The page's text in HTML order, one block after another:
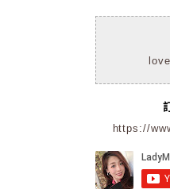
https://